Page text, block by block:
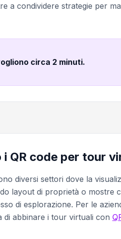
a condividere strategie per
circa 2 minuti.
QR code per tour
diversi settori dove la
layout di proprietà o mostre
di esplorazione. Per le
di abbinare i tour virtuali con